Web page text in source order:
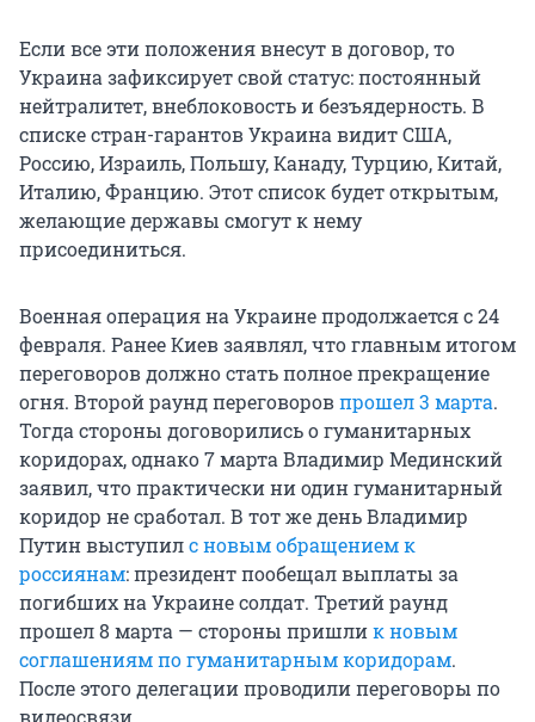
Если все эти положения внесут в договор, то
Украина зафиксирует свой статус: постоянный
нейтралитет, внеблоковость и безъядерность. В
списке стран-гарантов Украина видит США,
Россию, Израиль, Польшу, Канаду, Турцию, Китай,
Италию, Францию. Этот список будет открытым,
желающие державы смогут к нему
присоединиться.
Военная операция на Украине продолжается с 24
февраля. Ранее Киев заявлял, что главным итогом
переговоров должно стать полное прекращение
огня. Второй раунд переговоровпрошел 3 марта.
Тогда стороны договорились о гуманитарных
коридорах, однако 7 марта Владимир Мединский
заявил, что практически ни один гуманитарный
коридор не сработал. В тот же день Владимир
Путин выступилс новым обращением к
россиянам: президент пообещал выплаты за
погибших на Украине солдат. Третий раунд
прошел 8 марта — стороны пришлик новым
соглашениям по гуманитарным коридорам.
После этого делегации проводили переговоры по
видеосвязи.